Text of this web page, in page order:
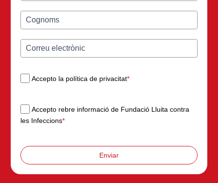
Accepto la política de privacitat*
Accepto rebre informació de Fundació Lluita contra
les Infeccions*
Enviar